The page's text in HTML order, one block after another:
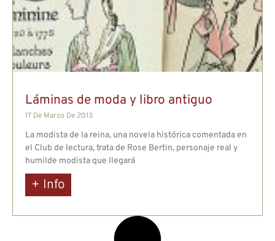
Láminas de moda y libro antiguo
17 De Marzo De 2013
La modista de la reina, una novela histórica comentada en
el Club de lectura, trata de Rose Bertin, personaje real y
humilde modista que llegará
+ Info